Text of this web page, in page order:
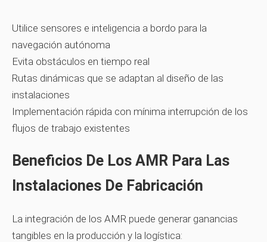
Utilice sensores e inteligencia a bordo para la
navegación autónoma
Evita obstáculos en tiempo real
Rutas dinámicas que se adaptan al diseño de las
instalaciones
Implementación rápida con mínima interrupción de los
flujos de trabajo existentes
Beneficios De Los AMR Para Las
Instalaciones De Fabricación
La integración de los AMR puede generar ganancias
tangibles en la producción y la logística: